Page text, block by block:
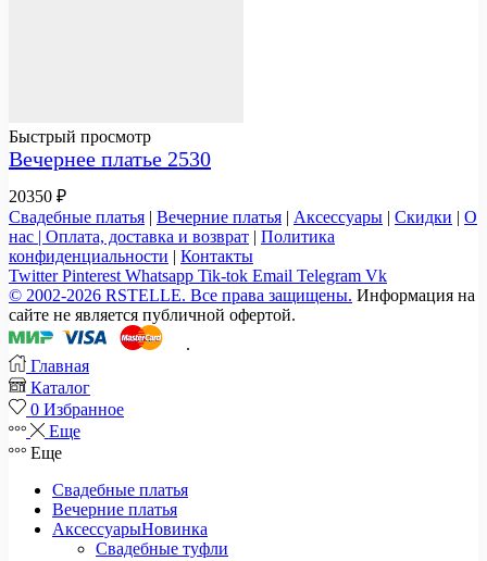
Быстрый просмотр
Вечернее платье 2530
20350 ₽
Свадебные платья | Вечерние платья | Аксессуары | Скидки | О
нас | Оплата, доставка и возврат | Политика
конфиденциальности | Контакты
Twitter Pinterest Whatsapp Tik-tok Email Telegram Vk
© 2002-2026 RSTELLE. Все права защищены. Информация на
сайте не является публичной офертой.
.
Главная
Каталог
0 Избранное
Еще
Еще
Свадебные платья
Вечерние платья
АксессуарыНовинка
Свадебные туфли